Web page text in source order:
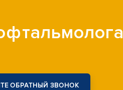
ОБРАТНЫЙ ЗВОНОК